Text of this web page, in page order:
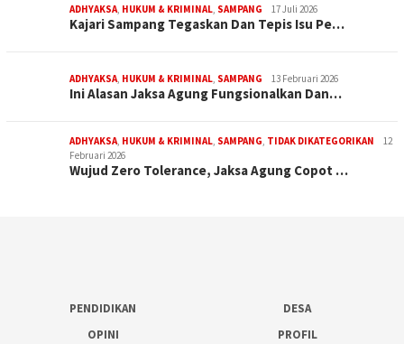
ADHYAKSA, HUKUM & KRIMINAL, SAMPANG 17 Juli 2026
Kajari Sampang Tegaskan Dan Tepis Isu Pe…
ADHYAKSA, HUKUM & KRIMINAL, SAMPANG 13 Februari 2026
Ini Alasan Jaksa Agung Fungsionalkan Dan…
ADHYAKSA, HUKUM & KRIMINAL, SAMPANG, TIDAK DIKATEGORIKAN
12
Februari 2026
Wujud Zero Tolerance, Jaksa Agung Copot …
PENDIDIKAN
DESA
OPINI
PROFIL